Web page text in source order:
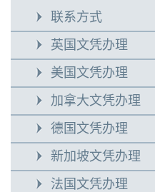
联系方式
英国文凭办理
美国文凭办理
加拿大文凭办理
德国文凭办理
新加坡文凭办理
法国文凭办理